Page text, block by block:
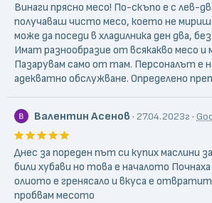
Винаги прясно месо! По-скъпо е с лев-
получаваш чисто месо, което не
може да поседи в хладилника ден два,
Имат разнообразие от всякакво месо и
Пазарувам само от там. Персоналът е
адекватно обслужване. Определено
Валентин Асенов · 27.04.2023г ·
Днес за пореден път си купих маслини
били хубави но това е началото
олиото е гренясало и вкуса е
пробвам месото